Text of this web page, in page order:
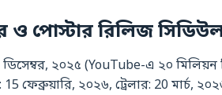
ও পোস্টার রিলিজ
ডিসেম্বর, ২০২৫ (YouTube-এ ২০ মিলিয়ন
15 ফেব্রুয়ারি, ২০২৬, ট্রেলার: 20 মার্চ,